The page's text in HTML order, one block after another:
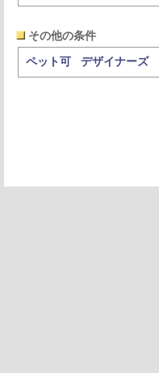
その他の条件
ペット可 デザイナーズ